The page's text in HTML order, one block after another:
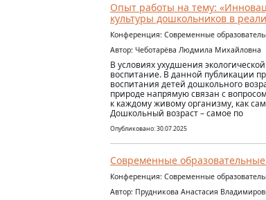
Опыт работы на тему:
культуры дошкольников в
Конференция: Современные
Автор: Чеботарёва Людмила Михайловна
В условиях ухудшения
воспитание. В данной публикации
воспитания детей дошкольного
природе напрямую связан с
к каждому живому организму, как
Дошкольный возраст – самое по
Опубликовано: 30.07.2025
Современные
Конференция: Современные
Автор: Прудникова Анастасия